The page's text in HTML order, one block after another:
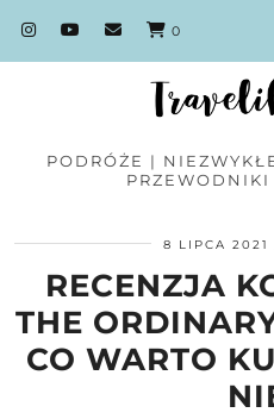
0
PODRÓŻE |
8 LIPCA 2021
RECENZJA
THE
CO WARTO